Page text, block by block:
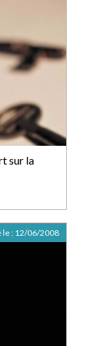
sur la
le : 12/06/2008